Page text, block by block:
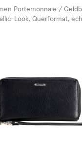
goldPortemonnaie /
Look, Querformat,